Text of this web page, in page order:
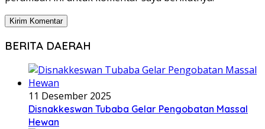
BERITA DAERAH
11 Desember 2025
Disnakkeswan Tubaba Gelar Pengobatan Massal
Hewan